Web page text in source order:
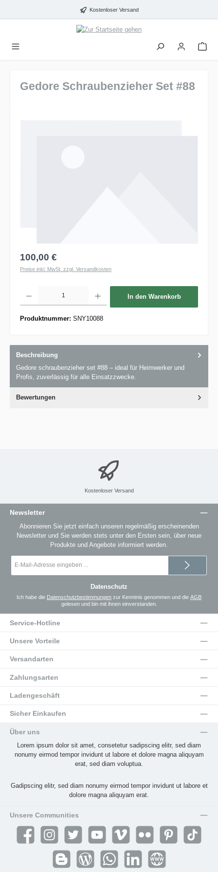
Kostenloser Versand
Gedore Schraubenzieher Set #88
100,00 €
Preise inkl. MwSt. zzgl. Versandkosten
In den Warenkorb
Produktnummer: SNY10088
Beschreibung
Gedore schraubenzieher set #88 – ideal für Heimwerker und
Profis, zuverlässig für alle Einsatzzwecke.
Bewertungen
Kostenloser Versand
Newsletter
Abonnieren Sie jetzt einfach unseren regelmäßig erscheinenden
Newsletter und Sie werden stets unter den Ersten sein, über neue
Produkte und Angebote informiert werden.
Mail-
Datenschutz
Ich habe die Datenschutzbestimmungen zur Kenntnis genommen und die AGB
gelesen und bin mit ihnen einverstanden.
Service-Hotline
Unsere Vorteile
Versandarten
Zahlungsarten
Ladengeschäft
Sicher Einkaufen
Über uns
Lorem ipsum dolor sit amet, consetetur sadipscing elitr, sed diam
nonumy eirmod tempor invidunt ut labore et dolore magna aliquyam
erat, sed diam voluptua.
Gadipscing elitr, sed diam nonumy eirmod tempor invidunt ut labore et
dolore magna aliquyam erat.
Unsere Communities
Facebook Instagram Twitter YouTube Vimeo Flickr Pinterest TikTok
Blogger Blog WhatsApp Website